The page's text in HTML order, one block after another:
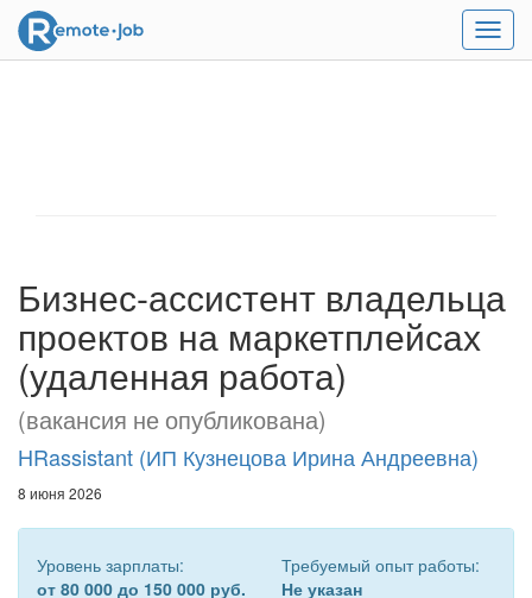
Меню
Бизнес-ассистент владельца
проектов на маркетплейсах
(удаленная работа)
(вакансия не опубликована)
HRassistant (ИП Кузнецова Ирина Андреевна)
8 июня 2026
Уровень зарплаты:
от 80 000 до 150 000 руб.
Требуемый опыт работы:
Не указан